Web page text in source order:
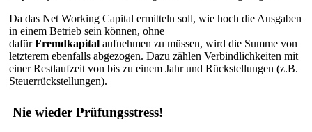
Da das Net Working Capital ermitteln soll, wie hoch die Ausgaben
in einem Betrieb sein können, ohne
dafürFremdkapital aufnehmen zu müssen, wird die Summe von
letzterem ebenfalls abgezogen. Dazu zählen Verbindlichkeiten mit
einer Restlaufzeit von bis zu einem Jahr und Rückstellungen (z.B.
Steuerrückstellungen).
Nie wieder Prüfungsstress!